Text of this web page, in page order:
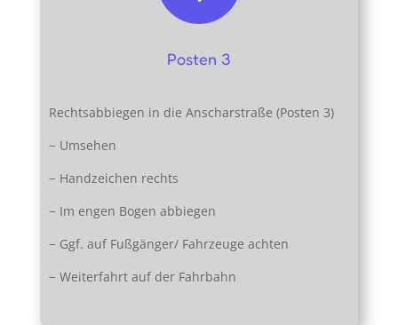
Posten 3
Rechtsabbiegen in die Anscharstraße (Posten 3)
− Umsehen
− Handzeichen rechts
− Im engen Bogen abbiegen
− Ggf. auf Fußgänger/ Fahrzeuge achten
− Weiterfahrt auf der Fahrbahn